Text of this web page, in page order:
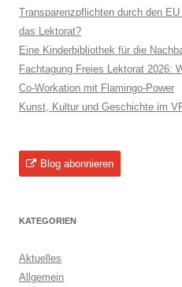
Transparenzpflichten durch den
das Lektorat?
Eine Kinderbibliothek für die
Fachtagung Freies Lektorat 2026:
Co-Workation mit Flamingo-Power
Kunst, Kultur und Geschichte im
Blog abonnieren
KATEGORIEN
Aktuelles
Allgemein